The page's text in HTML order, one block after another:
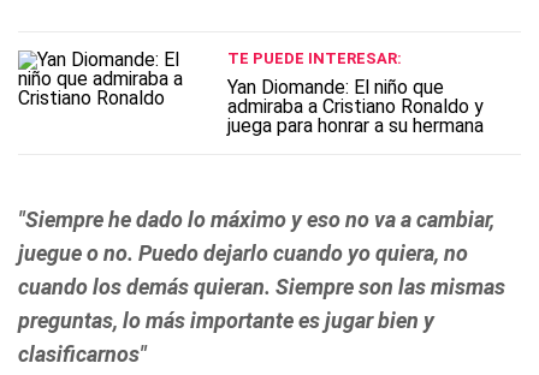
TE PUEDE INTERESAR:
Yan Diomande: El niño que
admiraba a Cristiano Ronaldo y
juega para honrar a su hermana
"Siempre he dado lo máximo y eso no va a cambiar,
juegue o no. Puedo dejarlo cuando yo quiera, no
cuando los demás quieran. Siempre son las mismas
preguntas, lo más importante es jugar bien y
clasificarnos"